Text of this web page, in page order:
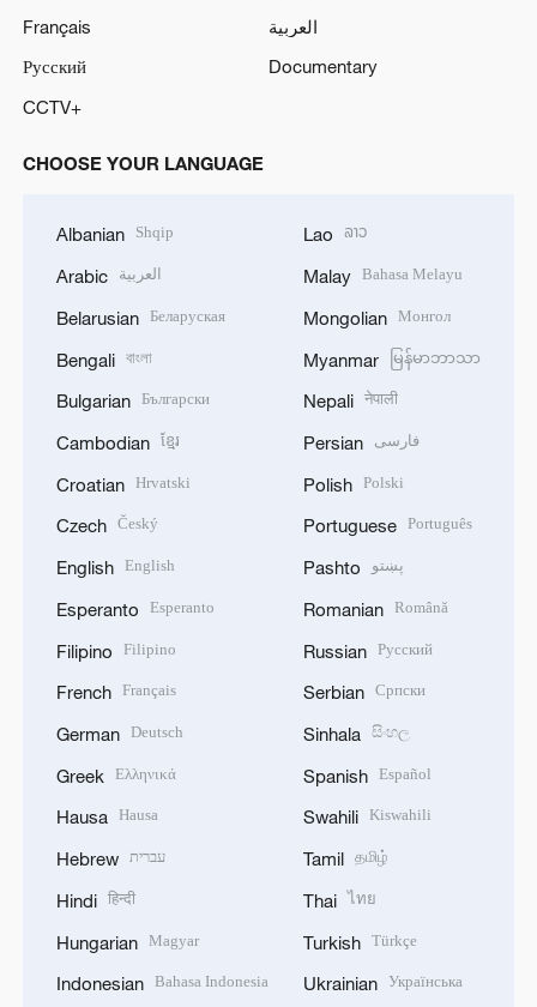
Français
العربية
Русский
Documentary
CCTV+
CHOOSE YOUR LANGUAGE
Albanian Shqip
Arabic العربية
Belarusian Беларуская
Bengali বাংলা
Bulgarian Български
Cambodian ខ្មែរ
Croatian Hrvatski
Czech Český
English English
Esperanto Esperanto
Filipino Filipino
French Français
German Deutsch
Greek Ελληνικά
Hausa Hausa
Hebrew עברית
Hindi हिन्दी
Hungarian Magyar
Indonesian Bahasa Indonesia
Lao ລາວ
Malay Bahasa Melayu
Mongolian Монгол
Myanmar မြန်မာဘာသာ
Nepali नेपाली
Persian فارسی
Polish Polski
Portuguese Português
Pashto پښتو
Romanian Română
Russian Русский
Serbian Српски
Sinhala සිංහල
Spanish Español
Swahili Kiswahili
Tamil தமிழ்
Thai ไทย
Turkish Türkçe
Ukrainian Українська